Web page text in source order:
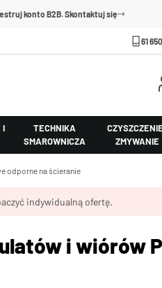
konto B2B. Skontaktuj się
61
I
TECHNIKA
SMAROWNICZA
ZMYWANIE
odporne na ścieranie
indywidualną ofertę.
i wiórów